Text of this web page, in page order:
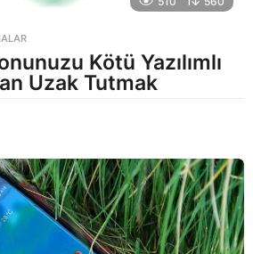
Kötü Yazılımlı
Uzak Tutmak